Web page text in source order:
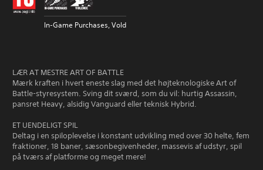
In-Game Purchases, Vold
LÆR AT MESTRE ART OF BATTLE
Mærk kraften i hvert eneste slag med det højteknologiske Art of
Battle-styresystem. Sving dit sværd, som du vil: hurtig Assassin,
pansret Heavy, alsidig Vanguard eller teknisk Hybrid.
ET UENDELIGT SPIL
Deltag i en spiloplevelse i konstant udvikling med over 30 helte, fem
fraktioner, 18 baner, sæsonbegivenheder, massevis af udstyr, spil
på tværs af platforme og meget mere!